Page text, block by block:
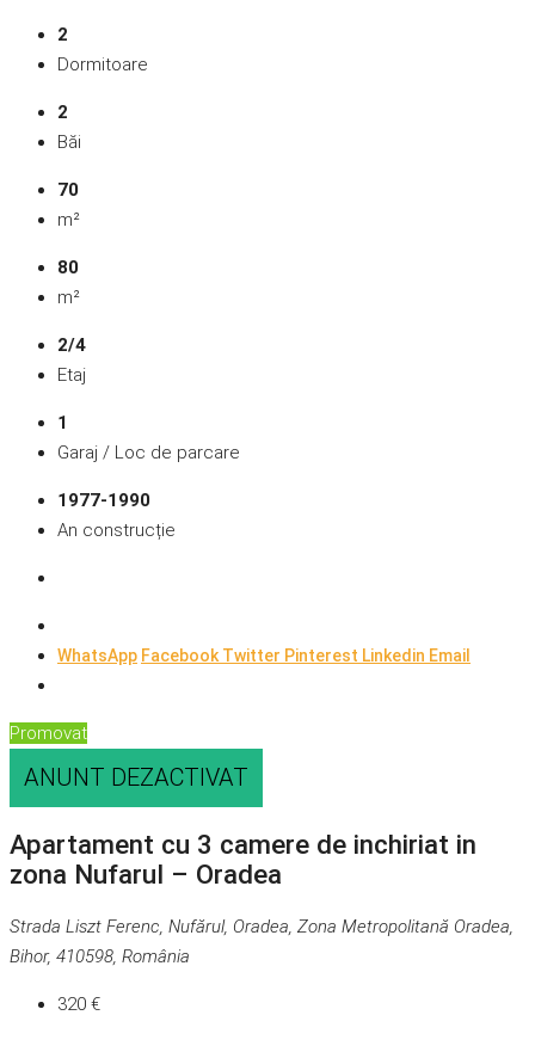
2
Dormitoare
2
Băi
70
m²
80
m²
2/4
Etaj
1
Garaj / Loc de parcare
1977-1990
An construcție
WhatsApp FacebookTwitter Pinterest Linkedin Email
Promovat
ANUNT DEZACTIVAT
Apartament cu 3 camere de inchiriat in
zona Nufarul – Oradea
Strada Liszt Ferenc, Nufărul, Oradea, Zona Metropolitană Oradea,
Bihor, 410598, România
320 €